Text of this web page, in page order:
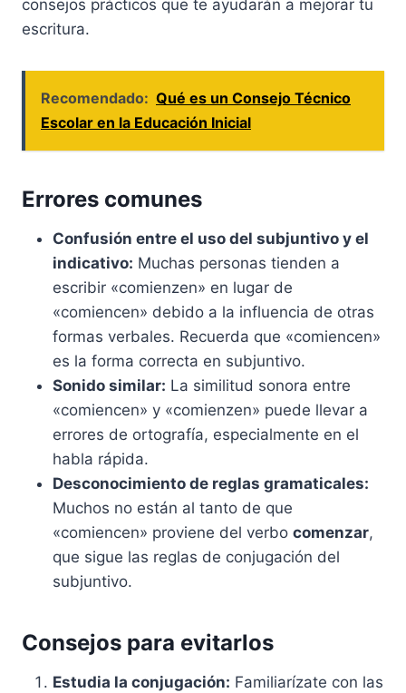
consejos prácticos que te ayudarán a mejorar tu
escritura.
Recomendado: Qué es un Consejo Técnico
Escolar en la Educación Inicial
Errores comunes
Confusión entre el uso del subjuntivo y el
indicativo: Muchas personas tienden a
escribir «comienzen» en lugar de
«comiencen» debido a la influencia de otras
formas verbales. Recuerda que «comiencen»
es la forma correcta en subjuntivo.
Sonido similar: La similitud sonora entre
«comiencen» y «comienzen» puede llevar a
errores de ortografía, especialmente en el
habla rápida.
Desconocimiento de reglas gramaticales:
Muchos no están al tanto de que
«comiencen» proviene del verbo comenzar,
que sigue las reglas de conjugación del
subjuntivo.
Consejos para evitarlos
Estudia la conjugación: Familiarízate con las